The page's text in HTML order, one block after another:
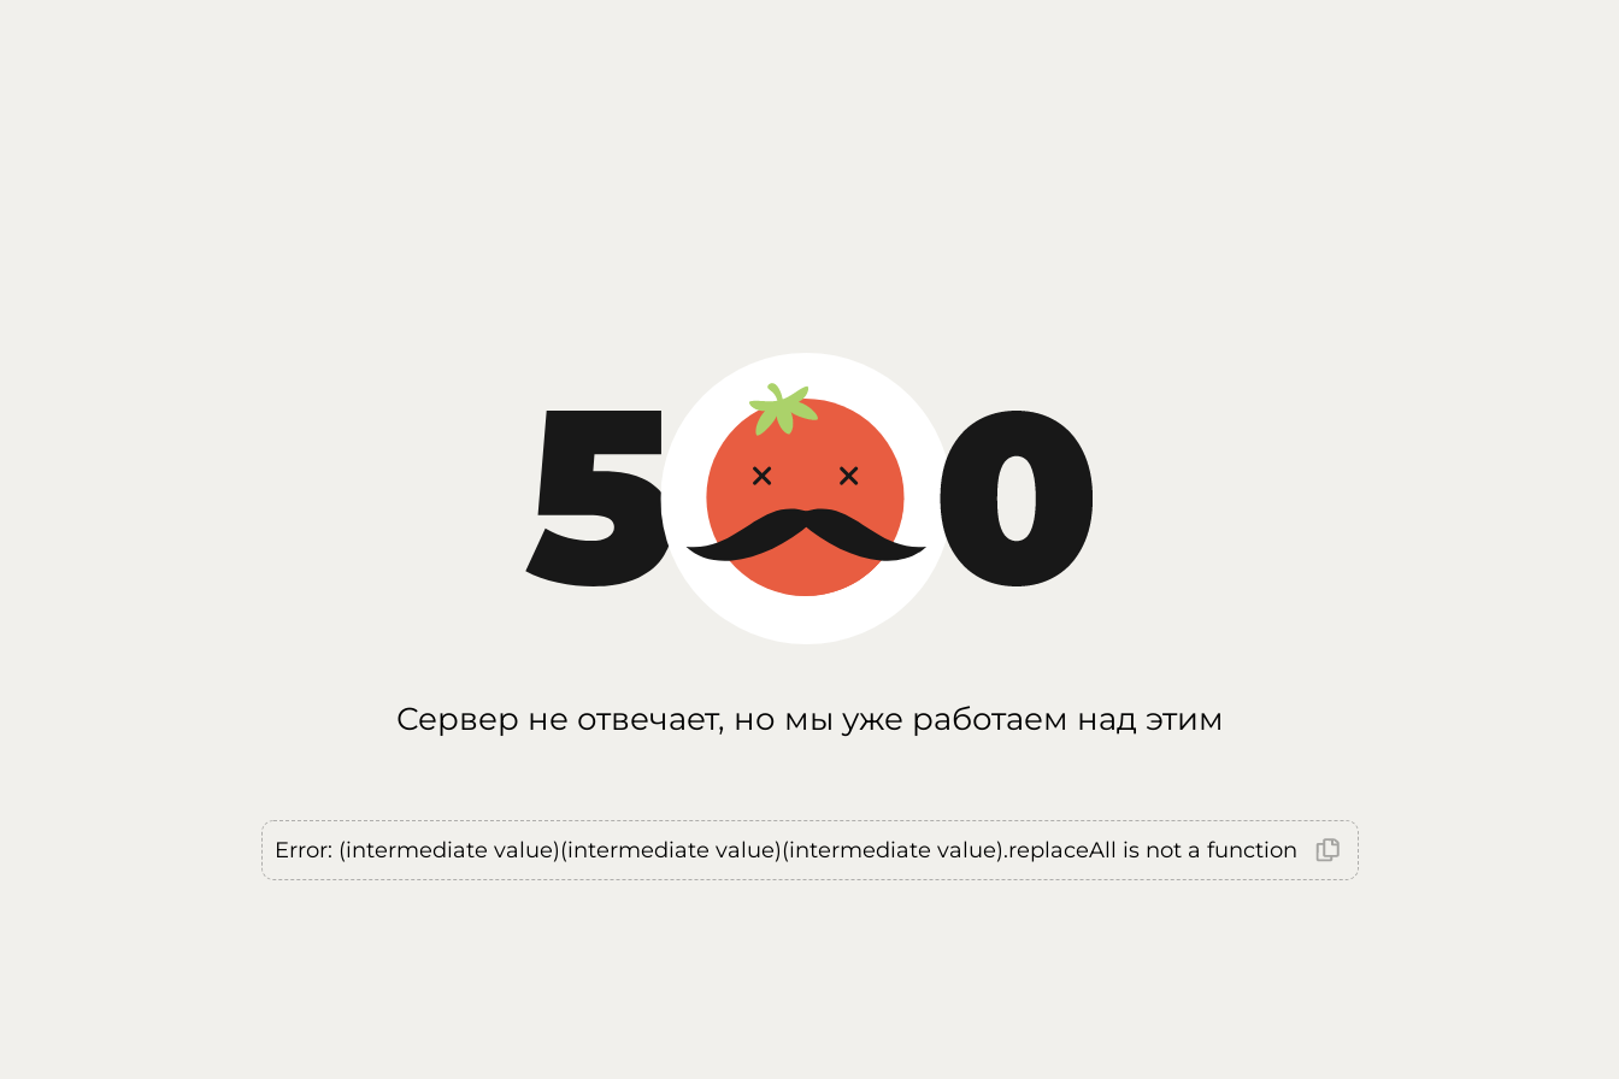
Сервер не отвечает, но мы уже работаем над этим
Error: (intermediate value)(intermediate value)(intermediate value).replaceAll is not a function